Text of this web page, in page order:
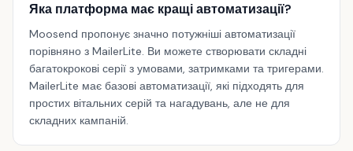
Яка платформа має кращі автоматизації?
Moosend пропонує значно потужніші автоматизації
порівняно з MailerLite. Ви можете створювати складні
багатокрокові серії з умовами, затримками та тригерами.
MailerLite має базові автоматизації, які підходять для
простих вітальних серій та нагадувань, але не для
складних кампаній.